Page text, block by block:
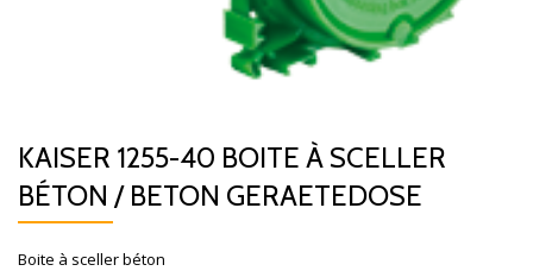
KAISER 1255-40 BOITE À SCELLER
BÉTON / BETON GERAETEDOSE
Boite à sceller béton